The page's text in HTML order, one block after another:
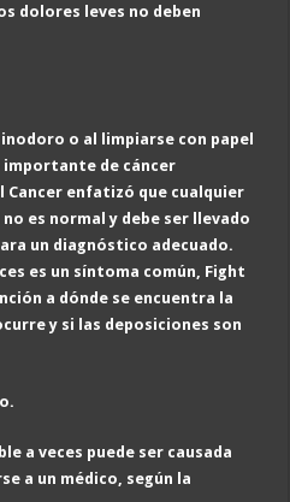
dolores leves no deben
inodoro o al limpiarse con papel
importante de cáncer
enfatizó que cualquier
es normal y debe ser llevado
un diagnóstico adecuado.
es un síntoma común, Fight
a dónde se encuentra la
y si las deposiciones son
a veces puede ser causada
a un médico, según la